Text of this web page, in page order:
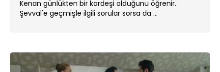
Kenan günlükten bir kardeşi olduğunu öğrenir.
Şevval'e geçmişle ilgili sorular sorsa da ...